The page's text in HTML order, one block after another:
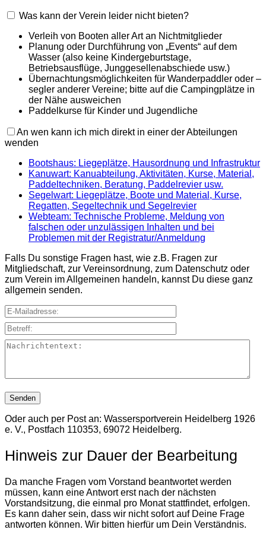
Was kann der Verein leider nicht bieten?
Verleih von Booten aller Art an Nichtmitglieder
Planung oder Durchführung von „Events“ auf dem
Wasser (also keine Kindergeburtstage,
Betriebsausflüge, Junggesellenabschiede usw.)
Übernachtungsmöglichkeiten für Wanderpaddler oder –
segler anderer Vereine; bitte auf die Campingplätze in
der Nähe ausweichen
Paddelkurse für Kinder und Jugendliche
An wen kann ich mich direkt in einer der Abteilungen
wenden
Bootshaus: Liegeplätze, Hausordnung und Infrastruktur
Kanuwart: Kanuabteilung, Aktivitäten, Kurse, Material,
Paddeltechniken, Beratung, Paddelrevier usw.
Segelwart: Liegeplätze, Boote und Material, Kurse,
Regatten, Segeltechnik und Segelrevier
Webteam: Technische Probleme, Meldung von
falschen oder unzulässigen Inhalten und bei
Problemen mit der Registratur/Anmeldung
Falls Du sonstige Fragen hast, wie z.B. Fragen zur
Mitgliedschaft, zur Vereinsordnung, zum Datenschutz oder
zum Verein im Allgemeinen handeln, kannst Du diese ganz
allgemein senden.
E-Mailadresse:
Betreff:
Nachrichtentext:
Oder auch per Post an: Wassersportverein Heidelberg 1926
e. V., Postfach 110353, 69072 Heidelberg.
Hinweis zur Dauer der Bearbeitung
Da manche Fragen vom Vorstand beantwortet werden
müssen, kann eine Antwort erst nach der nächsten
Vorstandsitzung, die einmal pro Monat stattfindet, erfolgen.
Es kann daher sein, dass wir nicht sofort auf Deine Frage
antworten können. Wir bitten hierfür um Dein Verständnis.